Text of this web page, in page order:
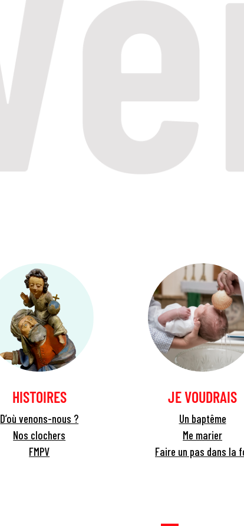
HISTOIRES
D’où venons-nous ?
Nos clochers
FMPV
JE VOUDRAIS
Un baptême
Me marier
Faire un pas dans la